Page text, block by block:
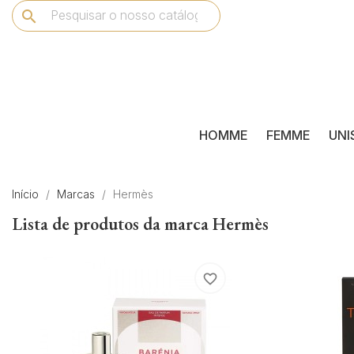
search
HOMME FEMME
Início Marcas Hermès
Lista de produtos da marca Hermès
favorite_border